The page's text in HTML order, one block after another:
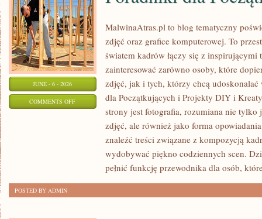
JUNE - 6 - 2026
COMMENTS OFFON
PORADNIKI
POCZĄTKUJĄCYCH
MalwinaAtras.pl to blog tematyczny
zdjęć oraz grafice komputerowej. To
światem kadrów łączy się z inspirującymi
zainteresować zarówno osoby, które
zdjęć, jak i tych, którzy chcą
dla Początkujących i Projekty DIY i
strony jest fotografia, rozumiana nie
zdjęć, ale również jako forma
znaleźć treści związane z kompozycją
wydobywać piękno codziennych scen.
pełnić funkcję przewodnika dla osób,
POSTED BY ADMIN